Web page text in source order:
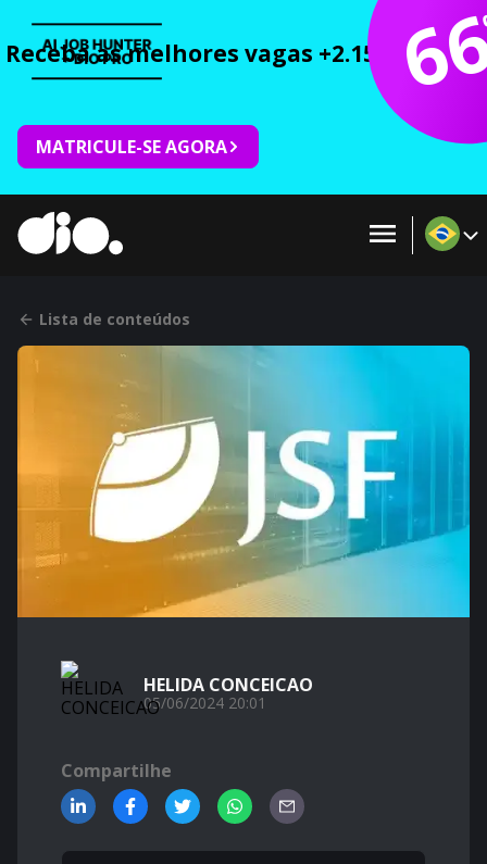
Receba as melhores vagas +2.150 cursos
MATRICULE-SE AGORA
Lista de conteúdos
HELIDA CONCEICAO
05/06/2024 20:01
Compartilhe